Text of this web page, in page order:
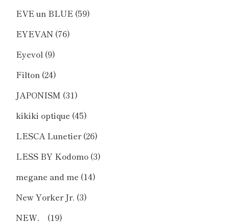
EVE un BLUE (59)
EYEVAN (76)
Eyevol (9)
Filton (24)
JAPONISM (31)
kikiki optique (45)
LESCA Lunetier(26)
LESS BY Kodomo (3)
megane and me (14)
New Yorker Jr. (3)
NEW．
(19)